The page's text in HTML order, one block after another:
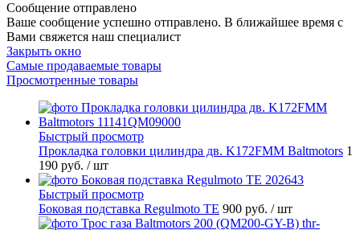
Сообщение отправлено
Ваше сообщение успешно отправлено. В ближайшее время с
Вами свяжется наш специалист
Закрыть окно
Самые продаваемые товары
Просмотренные товары
Быстрый просмотр
Прокладка головки цилиндра дв. K172FMM Baltmotors 1
190 руб. / шт
Быстрый просмотр
Боковая подставка Regulmoto TE 900 руб. / шт